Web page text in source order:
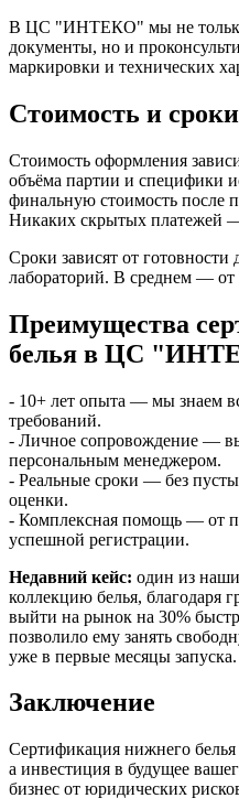
В ЦС "ИНТЕКО" мы не только
документы, но и
маркировки и технических
Стоимость и
Стоимость оформления
объёма партии и специфики
финальную стоимость после
Никаких скрытых платежей
Сроки зависят от
лабораторий. В среднем — от
Преимущества
белья в ЦС
- 10+ лет опыта — мы знаем
требований.
- Личное сопровождение — вы
персональным менеджером.
- Реальные сроки — без
оценки.
- Комплексная помощь — от
успешной регистрации.
Недавний кейс: один из
коллекцию белья, благодаря
выйти на рынок на 30%
позволило ему занять
уже в первые месяцы запуска.
Заключение
Сертификация нижнего
а инвестиция в будущее
бизнес от юридических